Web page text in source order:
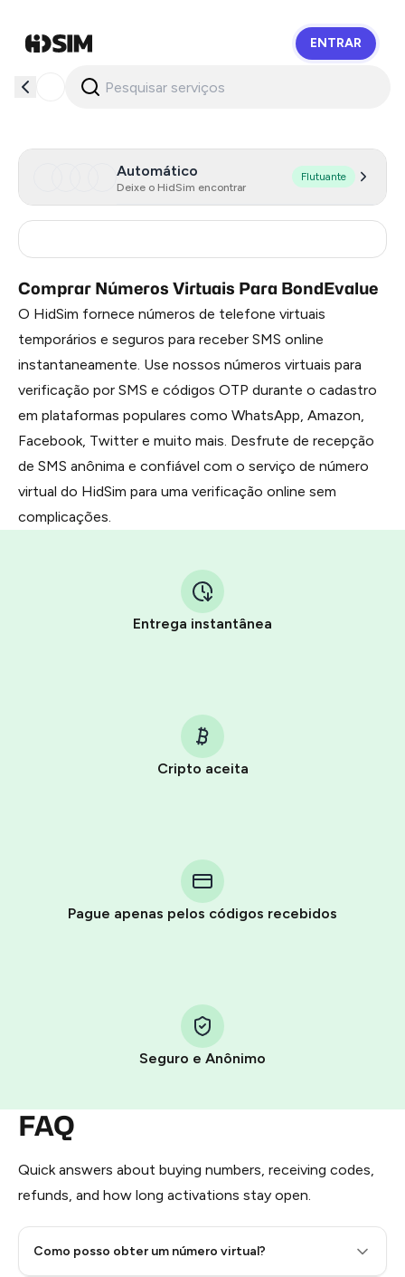
ENTRAR
Automático
Deixe o HidSim encontrar
Flutuante
Comprar Números Virtuais Para BondEvalue
O HidSim fornece números de telefone virtuais
temporários e seguros para receber SMS online
instantaneamente. Use nossos números virtuais para
verificação por SMS e códigos OTP durante o cadastro
em plataformas populares como WhatsApp, Amazon,
Facebook, Twitter e muito mais. Desfrute de recepção
de SMS anônima e confiável com o serviço de número
virtual do HidSim para uma verificação online sem
complicações.
Entrega instantânea
Cripto aceita
Pague apenas pelos códigos recebidos
Seguro e Anônimo
FAQ
Quick answers about buying numbers, receiving codes,
refunds, and how long activations stay open.
Como posso obter um número virtual?
You purchase Stars via the official@PremiumBot in
Step 1: Create the order on HidSim
Pay with Telegram Stars